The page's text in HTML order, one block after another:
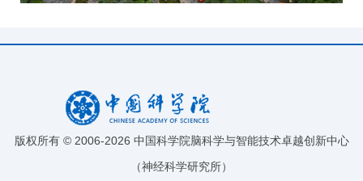
版权所有 © 2006-2026 中国科学院脑科学与智能技术卓越创新中心
（神经科学研究所）